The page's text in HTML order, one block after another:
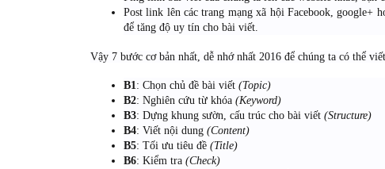
Post link lên các trang mạng xã hội Facebook, google+
để tăng độ uy tín cho bài viết.
Vậy 7 bước cơ bản nhất, dễ nhớ nhất 2016 để chúng ta có thể viết
B1: Chọn chủ đề bài viết (Topic)
B2: Nghiên cứu từ khóa (Keyword)
B3: Dựng khung sườn, cấu trúc cho bài viết (Structure)
B4: Viết nội dung (Content)
B5: Tối ưu tiêu đề (Title)
B6: Kiểm tra (Check)